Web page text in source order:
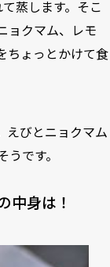
蒸します。そこ
ョクマム、レモ
ちょっとかけて食
えびとニョクマム
です。
中身は！